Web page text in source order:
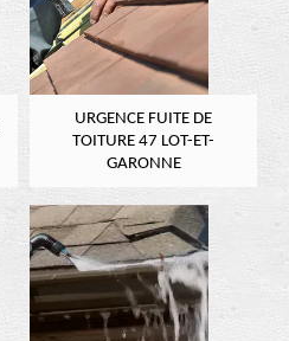
URGENCE FUITE DE
TOITURE 47 LOT-ET-
GARONNE